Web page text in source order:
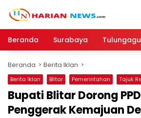
Beranda
Surabaya
Beranda Berita Iklan
Berita Iklan Blitar Pemerintahan Tajuk
Bupati Blitar Dorong
Penggerak Kemajuan